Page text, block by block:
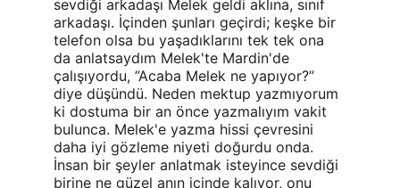
sevdiği arkadaşı Melek geldi aklına, sınıf
arkadaşı. İçinden şunları geçirdi; keşke bir
telefon olsa bu yaşadıklarını tek tek ona
da anlatsaydım Melek'te Mardin'de
çalışıyordu, ”Acaba Melek ne yapıyor?”
diye düşündü. Neden mektup yazmıyorum
ki dostuma bir an önce yazmalıyım vakit
bulunca. Melek'e yazma hissi çevresini
daha iyi gözleme niyeti doğurdu onda.
İnsan bir şeyler anlatmak isteyince sevdiği
birine ne güzel anın içinde kalıyor, onu